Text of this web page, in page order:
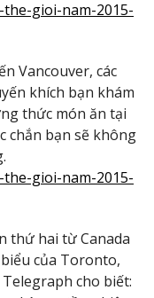
Vancouver, các
khích bạn khám
thức món ăn tại
chắn bạn sẽ không
thứ hai từ Canada
của Toronto,
Telegraph cho biết: